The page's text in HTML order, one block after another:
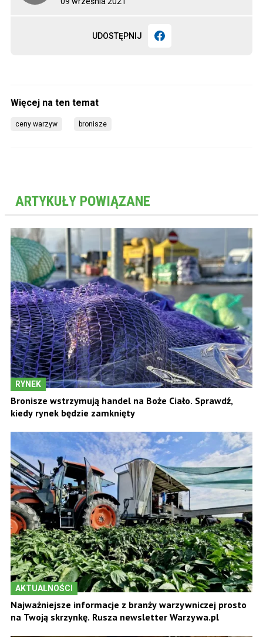
UDOSTĘPNIJ
ceny warzyw bronisze
ARTYKUŁY POWIĄZANE
RYNEK
Bronisze wstrzymują handel na Boże Ciało. Sprawdź,
kiedy rynek będzie zamknięty
AKTUALNOŚCI
Najważniejsze informacje z branży warzywniczej prosto
na Twoją skrzynkę. Rusza newsletter Warzywa.pl